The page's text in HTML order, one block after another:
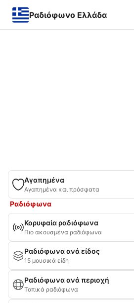
Ραδιόφωνο Ελλάδα
Αγαπημένα
Αγαπημένα και πρόσφατα
Ραδιόφωνα
Κορυφαία ραδιόφωνα
Πιο ακουσμένα ραδιόφωνα
Ραδιόφωνα ανά είδος
15 μουσικά είδη
Ραδιόφωνα ανά περιοχή
Τοπικά ραδιόφωνα